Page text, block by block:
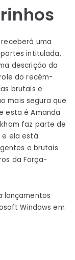
uma
intitulada,
descrição da
do recém-
brutais e
mais segura que
esta é Amanda
faz parte de
e ela está
e brutais
da Força-
lançamentos
Windows em